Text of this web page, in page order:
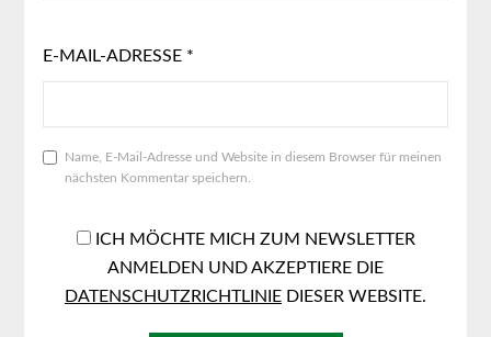
E-MAIL-ADRESSE *
Name, E-Mail-Adresse und Website in diesem Browser für meinen
nächsten Kommentar speichern.
ICH MÖCHTE MICH ZUM NEWSLETTER
ANMELDEN UND AKZEPTIERE DIE
DATENSCHUTZRICHTLINIE DIESER WEBSITE.